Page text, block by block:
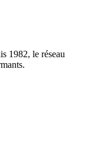
1982, le réseau